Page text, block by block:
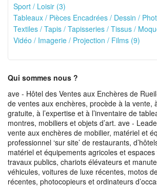
Sport / Loisir (3)
Tableaux / Pièces Encadrées / Dessin /
Textiles / Tapis / Tapisseries / Tissus /
Vidéo / Imagerie / Projection / Films (9)
Qui sommes nous ?
ave - Hôtel des Ventes aux Enchères de
de ventes aux enchères, procède à la vente,
gratuite, à l’expertise et à l’inventaire de
montres, mobiliers et objets d’art. ave -
vente aux enchères de mobilier, matériel et
professionnel ‘sur site’ de restaurants,
matériel et équipements agricoles et
travaux publics, chariots élévateurs et
véhicules, voitures de luxe récentes, motos
récentes, photocopieurs et ordinateurs